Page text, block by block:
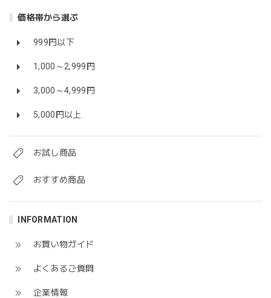
価格帯から選ぶ
999円以下
1,000～2,999円
3,000～4,999円
5,000円以上
お試し商品
おすすめ商品
INFORMATION
お買い物ガイド
よくあるご質問
企業情報